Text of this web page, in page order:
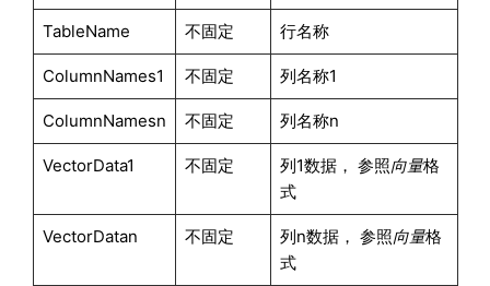
TableName 不固定 行名称
ColumnNames1 不固定 列名称1
ColumnNamesn 不固定 列名称n
VectorData1 不固定 列1数据， 参照向量格
式
VectorDatan 不固定 列n数据， 参照向量格
式